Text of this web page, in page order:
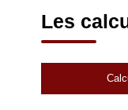
Les